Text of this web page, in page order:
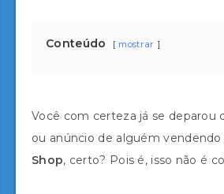
Conteúdo mostrar
Você com certeza já se deparou
ou anúncio de alguém vendendo
Shop, certo? Pois é, isso não é